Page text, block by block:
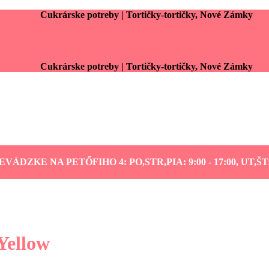
Cukrárske potreby | Tortičky-tortičky, Nové Zámky
Cukrárske potreby | Tortičky-tortičky, Nové Zámky
NA PETŐFIHO 4: PO,STR,PIA: 9:00 - 17:00,